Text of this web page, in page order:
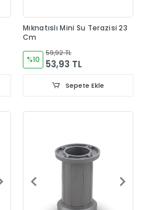
Mıknatıslı Mini Su Terazisi 23
Cm
%10
59,92 TL
53,93 TL
Sepete Ekle